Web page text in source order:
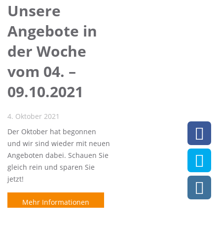
Unsere
Angebote in
der Woche
vom 04. –
09.10.2021
4. Oktober 2021
Der Oktober hat begonnen
und wir sind wieder mit neuen
Angeboten dabei. Schauen Sie
gleich rein und sparen Sie
jetzt!
Mehr Informationen